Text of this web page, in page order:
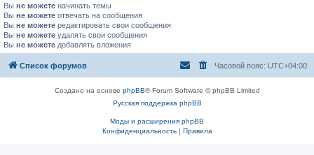
Вы не можете начинать темы
Вы не можете отвечать на сообщения
Вы не можете редактировать свои сообщения
Вы не можете удалять свои сообщения
Вы не можете добавлять вложения
Список форумов Часовой пояс: UTC+04:00
Создано на основе phpBB® Forum Software © phpBB Limited
Русская поддержка phpBB
Моды и расширения phpBB
Конфиденциальность| Правила